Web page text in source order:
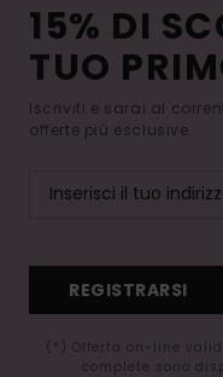
15% DI
TUO
Iscriviti e sarai al
offerte più esclusive.
REGISTRARSI
(*) Offerta on-line
complete sono